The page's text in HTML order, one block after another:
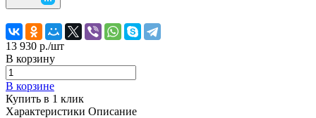
13 930 р./шт
В корзину
В корзине
Купить в 1 клик
Характеристики Описание